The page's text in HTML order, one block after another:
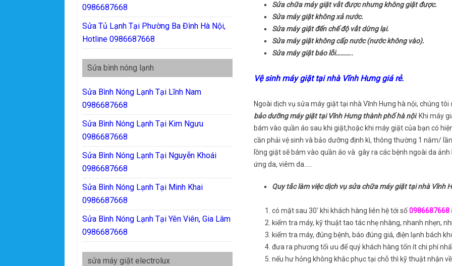
Sửa chữa máy giặt vắt được nhưng không giặt được.
Sửa máy giặt không xả nước.
Sửa máy giặt đến chế độ vắt dừng lại.
Sửa máy giặt không cấp nước (nước không vào).
Sửa máy giặt báo lỗi………..
Vệ sinh máy giặt tại nhà Vĩnh Hưng giá rẻ.
Ngoài dịch vụ sửa máy giặt tại nhà Vĩnh Hưng hà nội, chúng tôi
bảo dưỡng máy giặt tại Vĩnh Hưng thành phố hà nội. Khi máy
bám vào quần áo sau khi giặt,hoặc khi máy giặt của bạn có
cần phải vệ sinh và bảo dưỡng định kì, thông thường 1 năm/
lồng giặt sẽ bám vào quần áo và gây ra các bệnh ngoài da
ứng da, viêm da…..
Quy tắc làm việc dịch vụ sửa chữa máy giặt tại nhà Vĩnh
có mặt sau 30′ khi khách hàng liên hệ tới số0986687668
kiểm tra máy, kỹ thuật tao tác nhẹ nhàng, nhanh nhẹn,
kiểm tra máy, đúng bệnh, báo đúng giá, điện lạnh bách
đưa ra phương tối ưu để quý khách hàng tốn ít chi phí
nếu hư hỏng không khắc phục tại chỗ thì kỹ thuật nhận
0986687668
Sửa Tủ Lạnh Tại Phường Ba Đình Hà Nội,
Hotline 0986687668
Sửa bình nóng lạnh
Sửa Bình Nóng Lạnh Tại Lĩnh Nam
0986687668
Sửa Bình Nóng Lạnh Tại Kim Ngưu
0986687668
Sửa Bình Nóng Lạnh Tại Nguyễn Khoái
0986687668
Sửa Bình Nóng Lạnh Tại Minh Khai
0986687668
Sửa Bình Nóng Lạnh Tại Yên Viên, Gia Lâm
0986687668
sửa máy giặt electrolux